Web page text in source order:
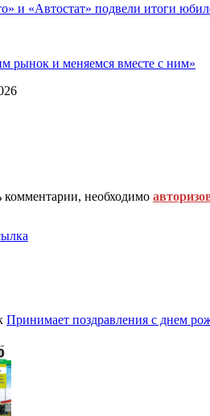
и «Автостат» подвели итоги
рынок и меняемся вместе с ним»
комментарии, необходимо
Принимает поздравления с днем